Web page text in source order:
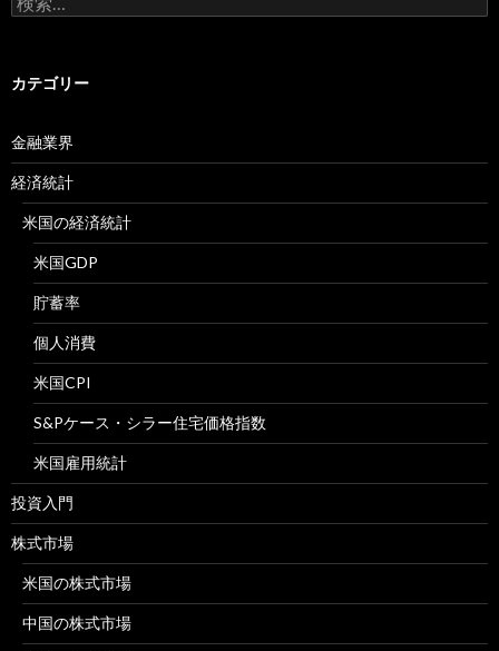
索:
カテゴリー
金融業界
経済統計
米国の経済統計
米国GDP
貯蓄率
個人消費
米国CPI
S&Pケース・シラー住宅価格指数
米国雇用統計
投資入門
株式市場
米国の株式市場
中国の株式市場